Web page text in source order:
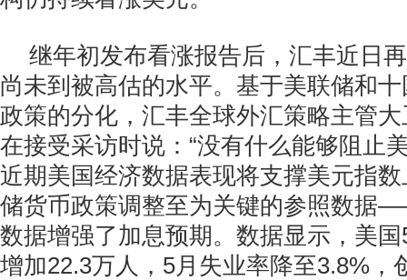
继年初发布看涨报告后，汇丰近日
尚未到被高估的水平。基于美联储和
政策的分化，汇丰全球外汇策略主管
在接受采访时说：“没有什么能够阻止
近期美国经济数据表现将支撑美元指
储货币政策调整至为关键的参照数据
数据增强了加息预期。数据显示，美
增加22.3万人，5月失业率降至3.8%，